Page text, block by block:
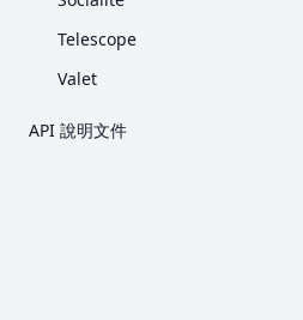
Telescope
Valet
API 說明文件